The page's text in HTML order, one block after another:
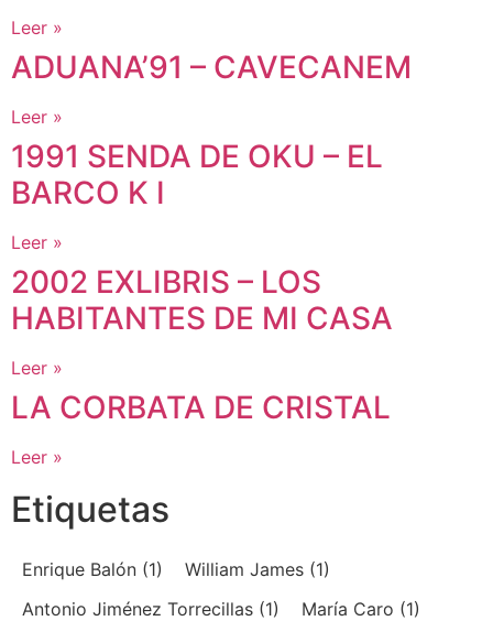
Leer »
ADUANA’91 – CAVECANEM
Leer »
1991 SENDA DE OKU – EL
BARCO K I
Leer »
2002 EXLIBRIS – LOS
HABITANTES DE MI CASA
Leer »
LA CORBATA DE CRISTAL
Leer »
Etiquetas
Enrique Balón (1) William James (1)
Antonio Jiménez Torrecillas (1) María Caro (1)